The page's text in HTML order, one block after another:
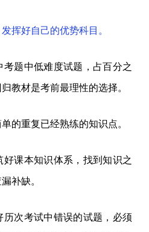
挥好自己的优势科目。
题中低难度试题，占百分之
教材是考前最理性的选择。
的重复已经熟练的知识点。
课本知识体系，找到知识之
补缺。
次考试中错误的试题，必须